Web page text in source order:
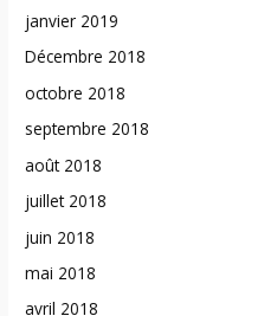
janvier 2019
Décembre 2018
octobre 2018
septembre 2018
août 2018
juillet 2018
juin 2018
mai 2018
avril 2018